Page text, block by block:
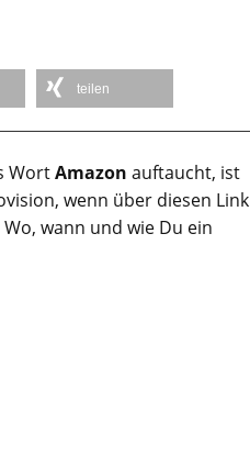
teilen
WortAmazon auftaucht, ist
wenn über diesen Link
wann und wie Du ein